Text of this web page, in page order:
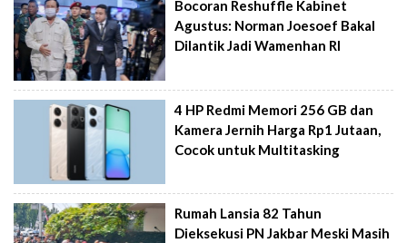
Bocoran Reshuffle Kabinet
Agustus: Norman Joesoef Bakal
Dilantik Jadi Wamenhan RI
4 HP Redmi Memori 256 GB dan
Kamera Jernih Harga Rp1 Jutaan,
Cocok untuk Multitasking
Rumah Lansia 82 Tahun
Dieksekusi PN Jakbar Meski Masih